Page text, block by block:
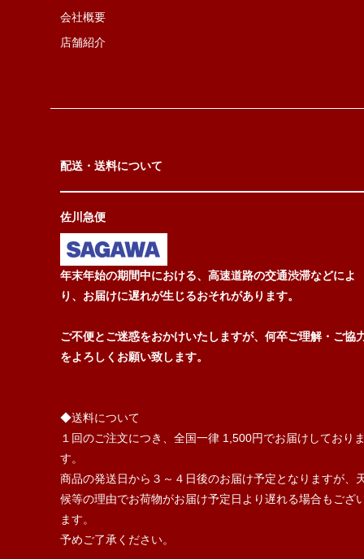
会社概要
店舗紹介
配送・送料について
佐川急便
年末年始の期間中における、高速道路の交通渋滞などによ
り、お届けに遅れが生じるおそれがあります。
ご不便とご迷惑をおかけいたしますが、何卒ご理解・ご協
をよろしくお願い致します。
◆送料について
１回のご注文につき、全国一律 1,500円でお届けしており
す。
商品の発送日から３～４日後のお届け予定となりますが、
候等の理由でお荷物がお届け予定日より遅れる場合もござ
ます。
予めご了承ください。